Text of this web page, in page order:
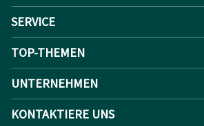
SERVICE
TOP-THEMEN
UNTERNEHMEN
KONTAKTIERE UNS